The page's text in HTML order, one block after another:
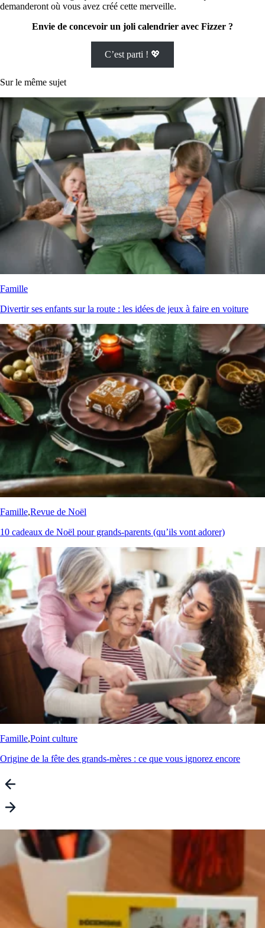
demanderont où vous avez créé cette merveille.
Envie de concevoir un joli calendrier avec Fizzer ?
C’est parti ! 💖
Sur le même sujet
Famille
Divertir ses enfants sur la route : les idées de jeux à faire en voiture
Famille,Revue de Noël
10 cadeaux de Noël pour grands-parents (qu’ils vont adorer)
Famille,Point culture
Origine de la fête des grands-mères : ce que vous ignorez encore